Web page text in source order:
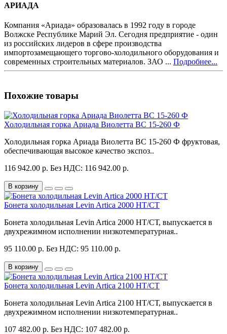
АРИАДА
Компания «Ариада» образовалась в 1992 году в городе
Волжске Республике Марий Эл. Сегодня предприятие - один
из российских лидеров в сфере производства
импортозамещающего торгово-холодильного оборудования и
современных строительных материалов. ЗАО ... Подробнее...
Похожие товары
Холодильная горка Ариада Виолетта ВС 15-260 Ф
Холодильная горка Ариада Виолетта ВС 15-260 Ф фруктовая,
обеспечивающая высокое качество экспоз..
116 942.00 р. Без НДС: 116 942.00 р.
В корзину
Бонета холодильная Levin Artica 2000 НТ/СТ
Бонета холодильная Levin Artica 2000 НТ/СТ, выпускается в
двухрежимном исполнении низкотемпературная..
95 110.00 р. Без НДС: 95 110.00 р.
В корзину
Бонета холодильная Levin Artica 2100 НТ/СТ
Бонета холодильная Levin Artica 2100 НТ/СТ, выпускается в
двухрежимном исполнении низкотемпературная..
107 482.00 р. Без НДС: 107 482.00 р.